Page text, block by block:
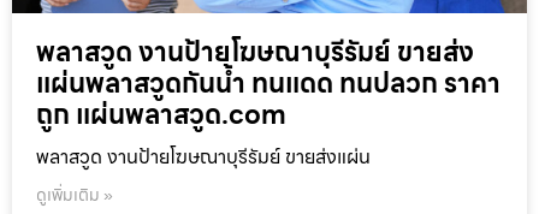
พลาสวูด งานป้ายโฆษณาบุรีรัมย์ ขายส่ง
แผ่นพลาสวูดกันน้ำ ทนแดด ทนปลวก ราคา
ถูก แผ่นพลาสวูด.com
พลาสวูด งานป้ายโฆษณาบุรีรัมย์ ขายส่งแผ่น
ดูเพิ่มเติม »